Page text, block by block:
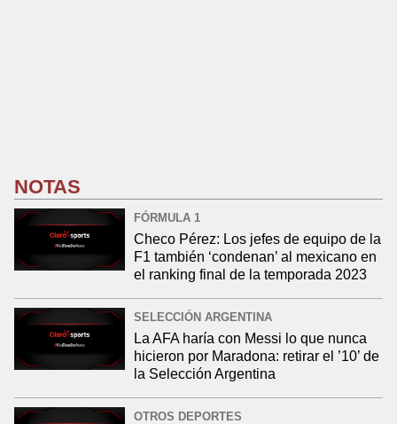
NOTAS
FÓRMULA 1
Checo Pérez: Los jefes de equipo de la
F1 también ‘condenan’ al mexicano en
el ranking final de la temporada 2023
SELECCIÓN ARGENTINA
La AFA haría con Messi lo que nunca
hicieron por Maradona: retirar el ’10’ de
la Selección Argentina
OTROS DEPORTES